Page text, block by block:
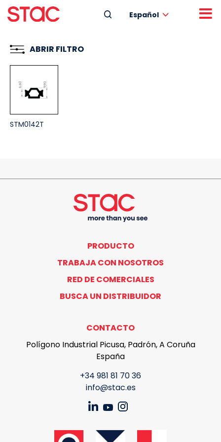
Español
ABRIR FILTRO
STM0142T
PRODUCTO
TRABAJA CON NOSOTROS
RED DE COMERCIALES
BUSCA UN DISTRIBUIDOR
CONTACTO
Polígono Industrial Picusa, Padrón, A Coruña
España
+34 981 81 70 36
info@stac.es